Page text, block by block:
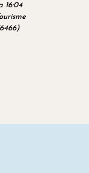
16:04
)